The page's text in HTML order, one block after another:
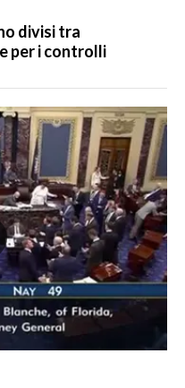
divisi tra
per i controlli